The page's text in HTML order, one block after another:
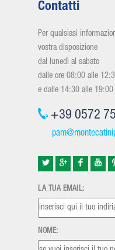
Contatti
Per qualsiasi
vostra disposizione
dal lunedì al sabato
dalle ore 08:00 alle
e dalle 14:30 alle 19:00
+39 0572
LA TUA EMAIL:
NOME: